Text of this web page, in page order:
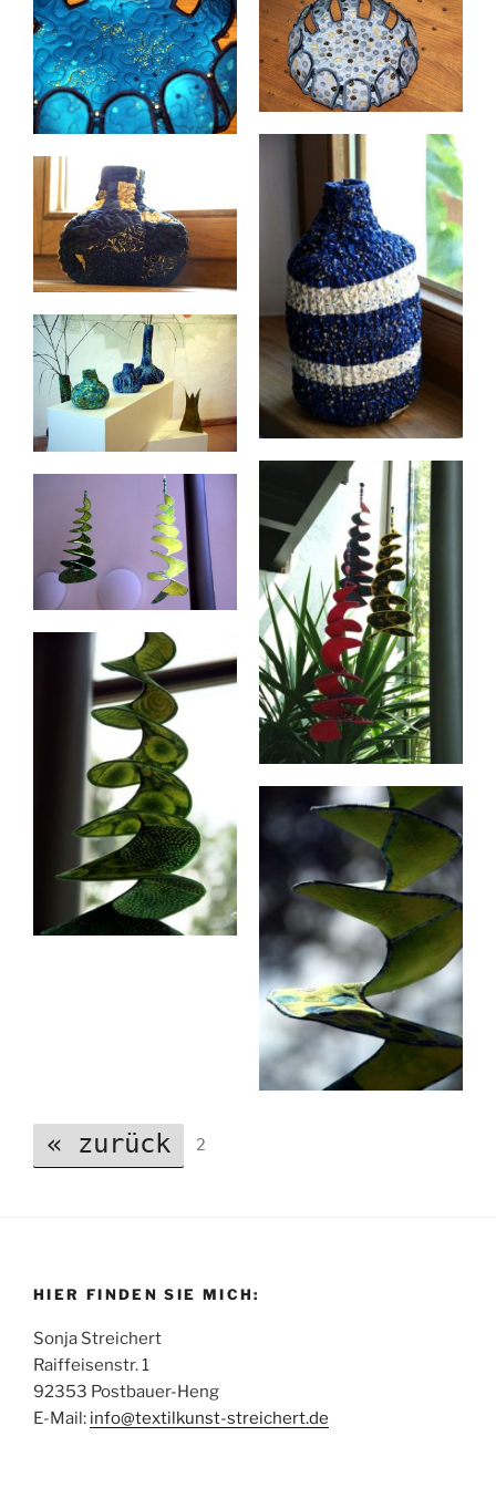
« zurück 2
HIER FINDEN SIE MICH:
Sonja Streichert
Raiffeisenstr. 1
92353 Postbauer-Heng
E-Mail: info@textilkunst-streichert.de